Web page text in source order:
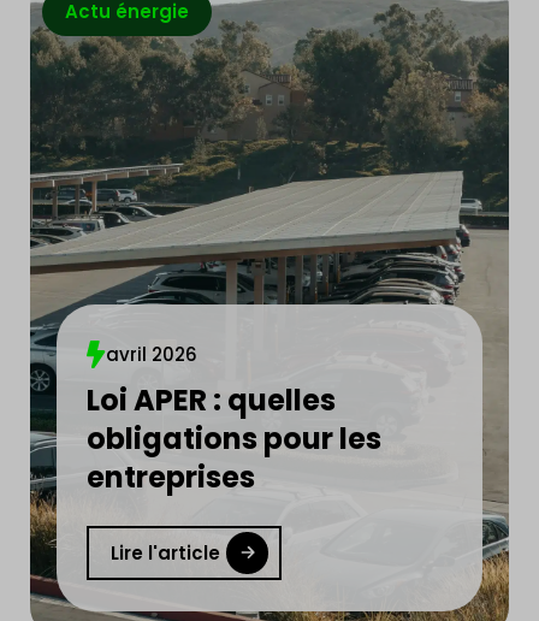
solaire.
Votre devis gratuit
Actu énergie
avril 2026
Loi APER : quelles
obligations pour les
entreprises
Lire l'article